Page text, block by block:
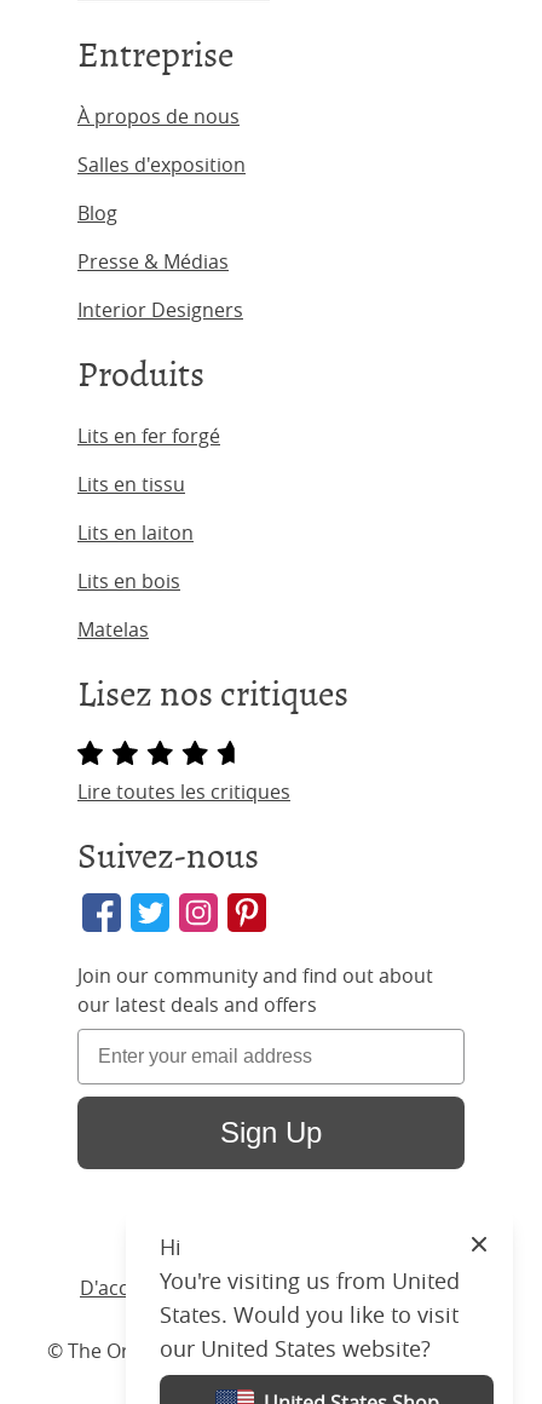
Entreprise
À propos de nous
Salles d'exposition
Blog
Presse & Médias
Interior Designers
Produits
Lits en fer forgé
Lits en tissu
Lits en laiton
Lits en bois
Matelas
Lisez nos critiques
Lire toutes les critiques
Suivez-nous
Join our community and find out about
our latest deals and offers
Sign Up
D'accueil / Produits /Lit/Bois/ Wilde Slim
© The Original Bedstead Co. (2026) Company No.
03662796 VAT No. 726 3896 02
Hi
You're visiting us from United
States. Would you like to visit
our United States website?
Close